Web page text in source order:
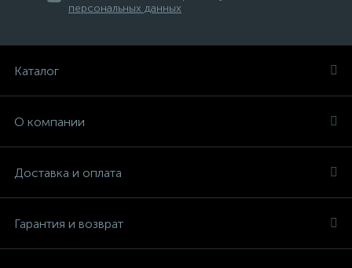
персональных данных
Каталог
О компании
Доставка и оплата
Гарантия и возврат